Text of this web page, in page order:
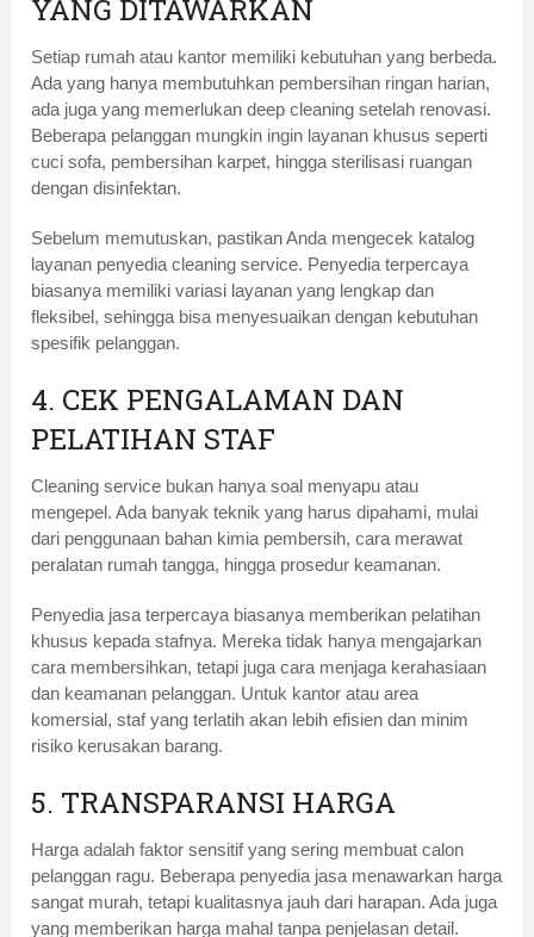
YANG DITAWARKAN
Setiap rumah atau kantor memiliki kebutuhan yang berbeda.
Ada yang hanya membutuhkan pembersihan ringan harian,
ada juga yang memerlukan deep cleaning setelah renovasi.
Beberapa pelanggan mungkin ingin layanan khusus seperti
cuci sofa, pembersihan karpet, hingga sterilisasi ruangan
dengan disinfektan.
Sebelum memutuskan, pastikan Anda mengecek katalog
layanan penyedia cleaning service. Penyedia terpercaya
biasanya memiliki variasi layanan yang lengkap dan
fleksibel, sehingga bisa menyesuaikan dengan kebutuhan
spesifik pelanggan.
4. CEK PENGALAMAN DAN
PELATIHAN STAF
Cleaning service bukan hanya soal menyapu atau
mengepel. Ada banyak teknik yang harus dipahami, mulai
dari penggunaan bahan kimia pembersih, cara merawat
peralatan rumah tangga, hingga prosedur keamanan.
Penyedia jasa terpercaya biasanya memberikan pelatihan
khusus kepada stafnya. Mereka tidak hanya mengajarkan
cara membersihkan, tetapi juga cara menjaga kerahasiaan
dan keamanan pelanggan. Untuk kantor atau area
komersial, staf yang terlatih akan lebih efisien dan minim
risiko kerusakan barang.
5. TRANSPARANSI HARGA
Harga adalah faktor sensitif yang sering membuat calon
pelanggan ragu. Beberapa penyedia jasa menawarkan harga
sangat murah, tetapi kualitasnya jauh dari harapan. Ada juga
yang memberikan harga mahal tanpa penjelasan detail.